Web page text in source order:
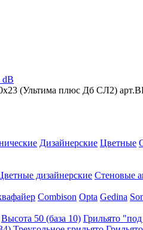
dB
(Ультима плюс Дб СЛ2)
Дизайнерские Цветные
дизайнерские Стеновые
Combison Opta Gedina
Высота 50 (база 10) Грильято